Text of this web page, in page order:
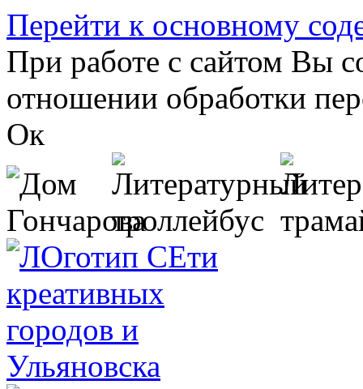
Перейти к основному
При работе с сайтом Вы
отношении обработки
Ок